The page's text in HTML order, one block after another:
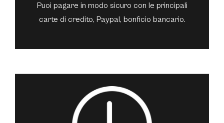
Puoi pagare in modo sicuro con le principali
carte di credito, Paypal, bonficio bancario.